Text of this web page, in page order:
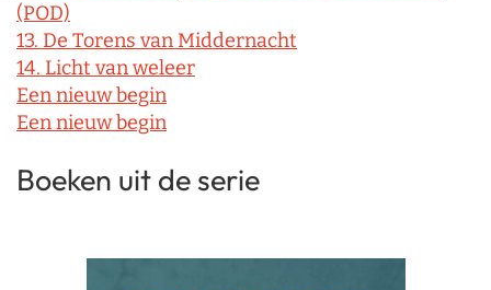
(POD)
13. De Torens van Middernacht
14. Licht van weleer
Een nieuw begin
Een nieuw begin
Boeken uit de serie